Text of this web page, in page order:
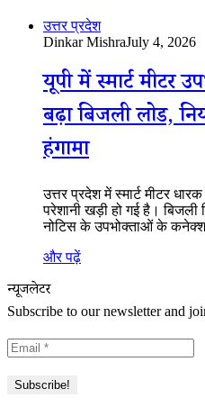
उत्तर प्रदेश
Dinkar MishraJuly 4, 2026
यूपी में स्मार्ट मीटर
बढ़ा बिजली लोड,
हंगामा
उत्तर प्रदेश में स्मार्ट मीटर
परेशानी खड़ी हो गई है। बिजली
नोटिस के उपभोक्ताओं के
और पढ़ें
न्यूजलेटर
Subscribe to our newsletter and